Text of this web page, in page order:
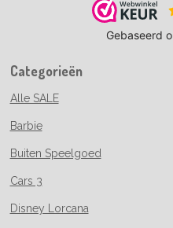
Categorieën
Alle SALE
Barbie
Buiten Speelgoed
Cars 3
Disney Lorcana